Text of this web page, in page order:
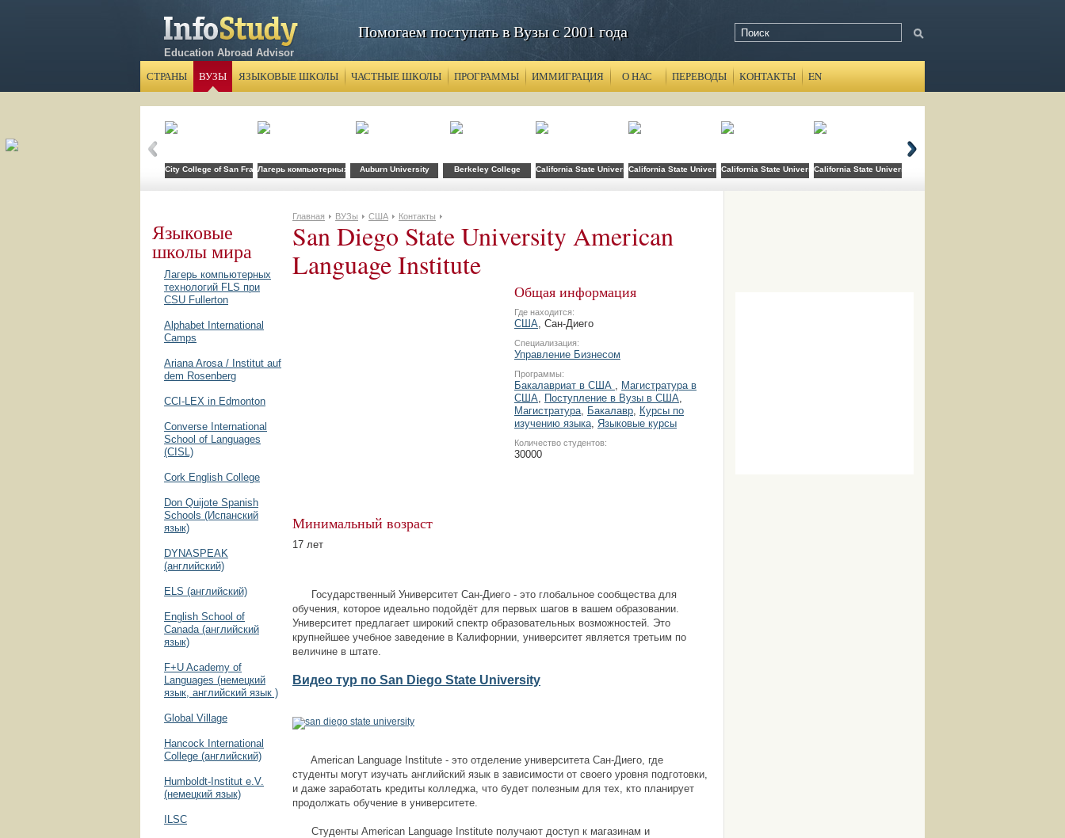
Education Abroad Advisor
Помогаем поступать в Вузы с 2001 года
СТРАНЫ ВУЗЫ ЯЗЫКОВЫЕ ШКОЛЫ ЧАСТНЫЕ ШКОЛЫ ПРОГРАММЫ ИММИГРАЦИЯ О НАС ПЕРЕВОДЫ КОНТАКТЫ EN
City College of San FranciscoЛагерь компьютерных технологий FLS при CSU Fullerton
Auburn University Berkeley College California State UniversityCalifornia State University Domingez HillsCalifornia State University Long BeachCalifornia State University San Bernardino
Языковые
школы мира
Лагерь компьютерных
технологий FLS при
CSU Fullerton
Alphabet International
Camps
Ariana Arosa / Institut auf
dem Rosenberg
CCI-LEX in Edmonton
Converse International
School of Languages
(CISL)
Cork English College
Don Quijote Spanish
Schools (Испанский
язык)
DYNASPEAK
(английский)
ELS (английский)
English School of
Canada (английский
язык)
F+U Academy of
Languages (немецкий
язык, английский язык )
Global Village
Hancock International
College (английский)
Humboldt-Institut e.V.
(немецкий язык)
ILSC
Главная ВУЗы США Контакты
San Diego State University American
Language Institute
Общая информация
Где находится:
США, Сан-Диего
Специализация:
Управление Бизнесом
Программы:
Бакалавриат в США , Магистратура в
США, Поступление в Вузы в США,
Магистратура, Бакалавр, Курсы по
изучению языка, Языковые курсы
Количество студентов:
30000
Минимальный возраст
17 лет
Государственный Университет Сан-Диего - это глобальное сообщества для
обучения, которое идеально подойдёт для первых шагов в вашем образовании.
Университет предлагает широкий спектр образовательных возможностей. Это
крупнейшее учебное заведение в Калифорнии, университет является третьим по
величине в штате.
Видео тур по San Diego State University
American Language Institute - это отделение университета Сан-Диего, где
студенты могут изучать английский язык в зависимости от своего уровня подготовки,
и даже заработать кредиты колледжа, что будет полезным для тех, кто планирует
продолжать обучение в университете.
Студенты American Language Institute получают доступ к магазинам и